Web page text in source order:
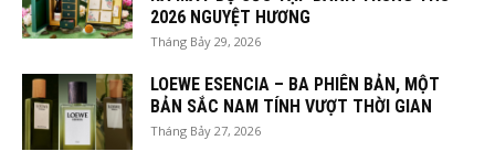
2026 NGUYỆT HƯƠNG
Tháng Bảy 29, 2026
LOEWE ESENCIA – BA PHIÊN BẢN, MỘT
BẢN SẮC NAM TÍNH VƯỢT THỜI GIAN
Tháng Bảy 27, 2026